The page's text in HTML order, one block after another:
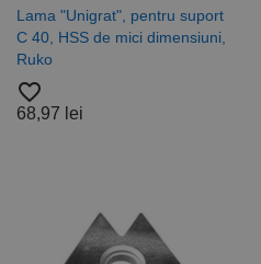
Lama "Unigrat", pentru suport
C 40, HSS de mici dimensiuni,
Ruko
favorite_border
68,97 lei